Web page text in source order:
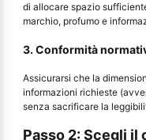
di allocare spazio
marchio, profumo e
3. Conformità
Assicurarsi che la
informazioni richieste
senza sacrificare la
Passo 2: Scegli il